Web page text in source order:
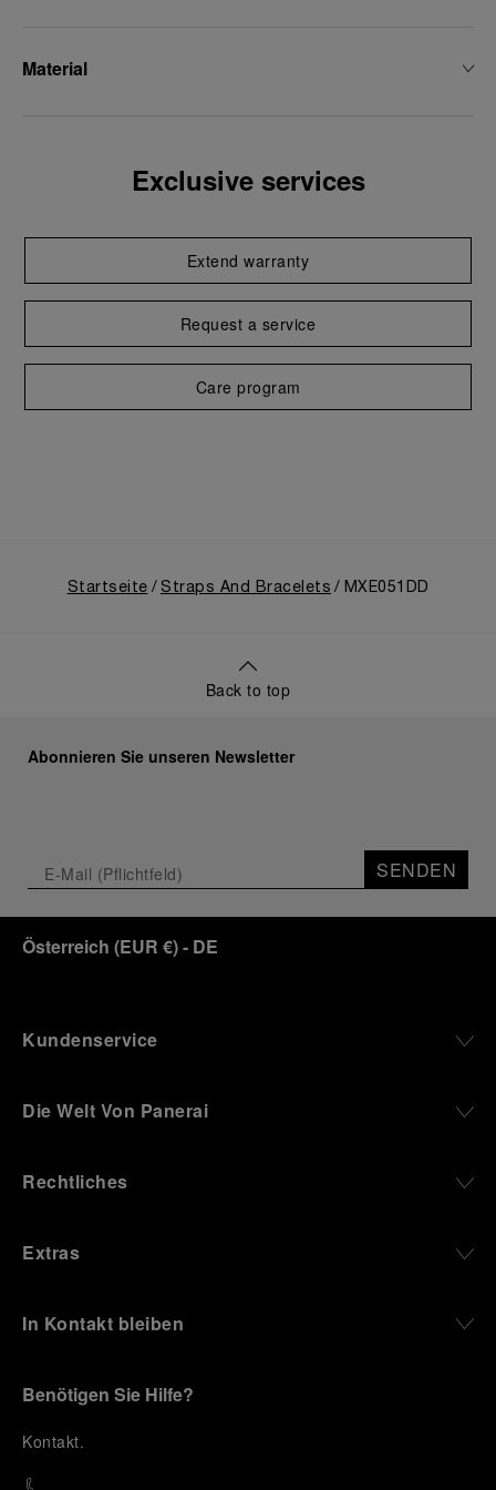
Material
Exclusive services
Extend warranty
Request a service
Care program
Startseite Straps And Bracelets MXE051DD
Back to top
Abonnieren Sie unseren Newsletter
SENDEN
Österreich (EUR €)- DE
Kundenservice
Die Welt Von Panerai
Rechtliches
Extras
In Kontakt bleiben
Benötigen Sie Hilfe?
Kontakt.